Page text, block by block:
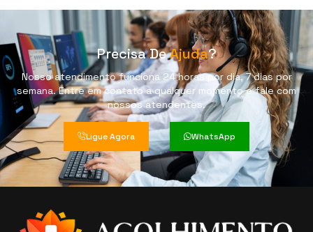
Precisa DeAjuda?
Nosso atendimento funciona 24 horas por dia, 7 dias por
semana. Entre em contato a qualquer momento e fale com
nossos atendentes.
Ligue Agora WhatsApp